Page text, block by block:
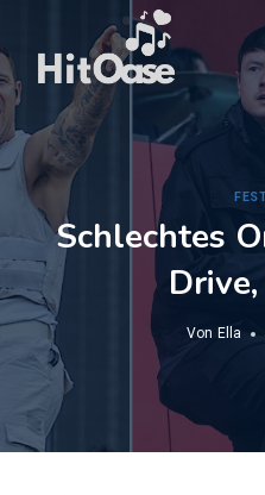
springen
Schlechtes
Von Ella